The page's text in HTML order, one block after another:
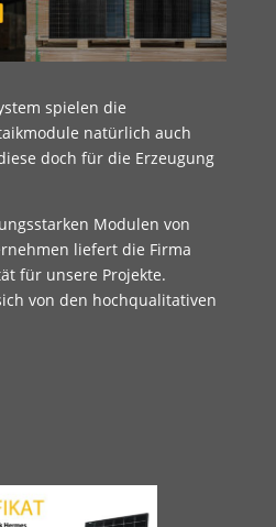
spielen die
natürlich auch
doch für die Erzeugung
Modulen von
liefert die Firma
für unsere Projekte.
von den hochqualitativen